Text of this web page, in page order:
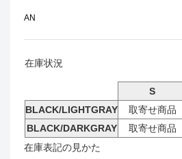
AN
在庫状況
S
BLACK/LIGHTGRAY
取寄せ商品
BLACK/DARKGRAY
取寄せ商品
在庫表記の見かた